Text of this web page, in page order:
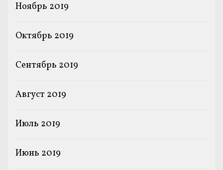
Ноябрь 2019
Октябрь 2019
Сентябрь 2019
Август 2019
Июль 2019
Июнь 2019